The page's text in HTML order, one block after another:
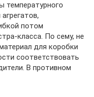
температурного
потом
класса. По сему, не
для коробки
соответствовать
В противном